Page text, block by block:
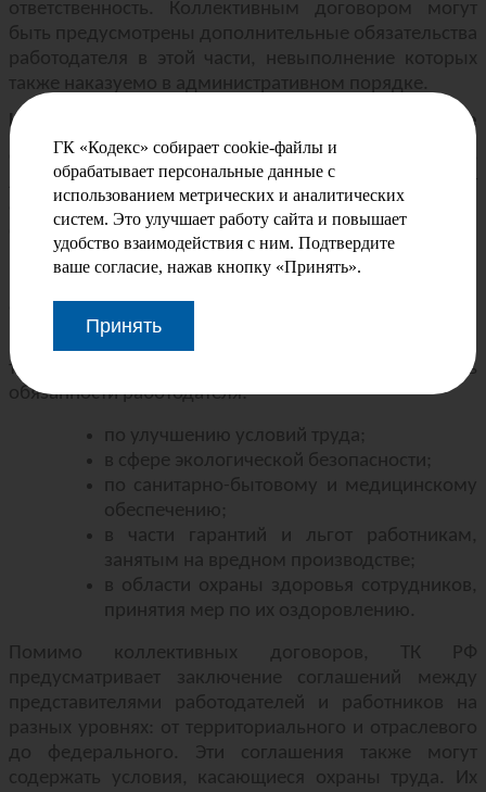
ответственность. Коллективным договором могут
быть предусмотрены дополнительные обязательства
работодателя в этой части, невыполнение которых
также наказуемо в административном порядке.
Какие условия могут быть в коллективном договоре
Согласно ТК РФ, коллективный договор – это
локальный документ, который регламентирует
социально-трудовые отношения внутри компании.
Он заключается между работодателем
(руководителем организации или ИП) и
представителем работников. Содержание документа
стороны определяют самостоятельно.
труда коллективный договор может включать
обязанности работодателя:
по улучшению условий труда;
в сфере экологической безопасности;
по санитарно-бытовому и медицинскому
обеспечению;
в части гарантий и льгот работникам,
занятым на вредном производстве;
в области охраны здоровья сотрудников,
принятия мер по их оздоровлению.
Помимо коллективных договоров, ТК РФ
предусматривает заключение соглашений между
представителями работодателей и работников на
разных уровнях: от территориального и отраслевого
до федерального. Эти соглашения также могут
содержать условия, касающиеся охраны труда. Их
ГК «Кодекс» собирает cookie-файлы и
обрабатывает персональные данные с
использованием метрических и аналитических
систем. Это улучшает работу сайта и повышает
удобство взаимодействия с ним. Подтвердите
ваше согласие, нажав кнопку «Принять».
Принять